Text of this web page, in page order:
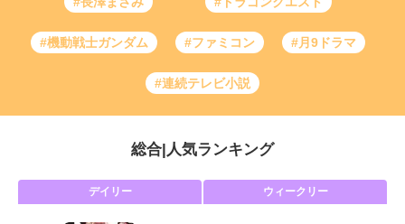
#機動戦士ガンダム #ファミコン #月9ドラマ
#連続テレビ小説
総合 人気ランキング
デイリー ウィークリー